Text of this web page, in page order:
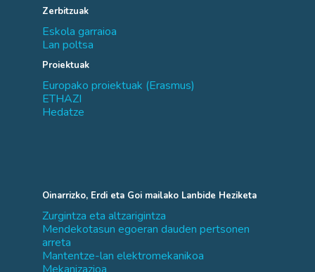
Zerbitzuak
Eskola garraioa
Lan poltsa
Proiektuak
Europako proiektuak (Erasmus)
ETHAZI
Hedatze
Oinarrizko, Erdi eta Goi mailako Lanbide Heziketa
Zurgintza eta altzarigintza
Mendekotasun egoeran dauden pertsonen
arreta
Mantentze-lan elektromekanikoa